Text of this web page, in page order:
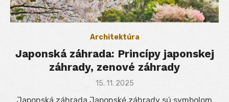
Architektúra
Japonská záhrada: Princípy japonskej
záhrady, zenové záhrady
Posted
15. 11. 2025